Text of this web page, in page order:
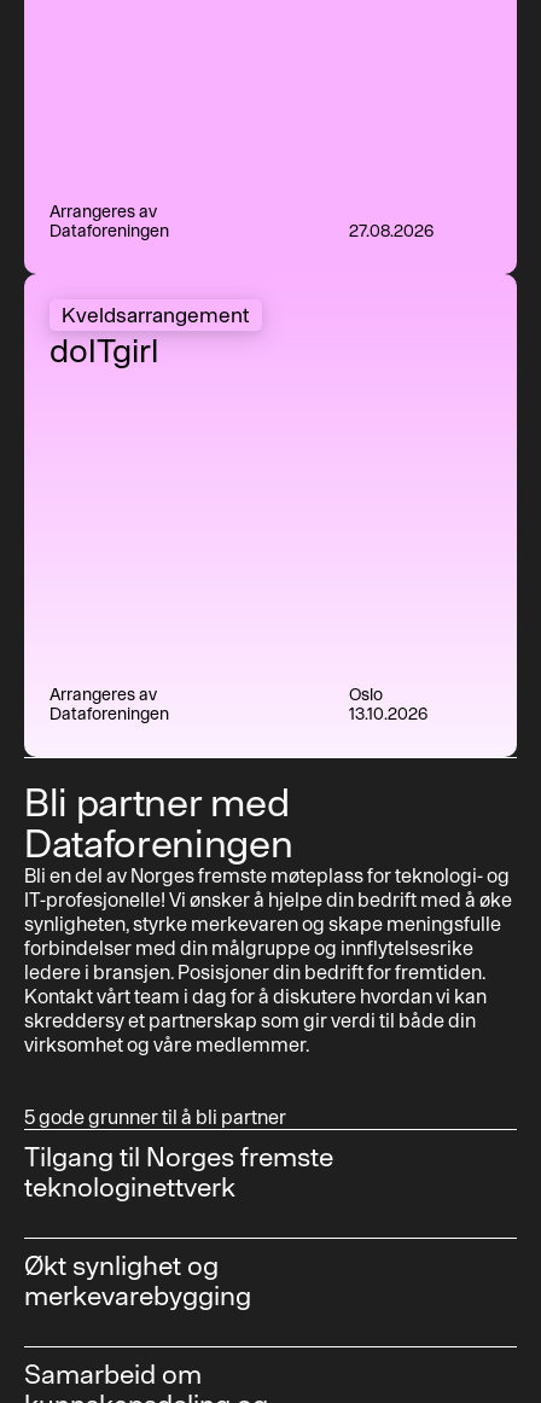
Arrangeres av
Dataforeningen
27.08.2026
Kveldsarrangement
doITgirl
Arrangeres av
Dataforeningen
Oslo
13.10.2026
doITgirl
Bli partner med
Dataforeningen
Bli en del av Norges fremste møteplass for teknologi- og
IT-profesjonelle! Vi ønsker å hjelpe din bedrift med å øke
synligheten, styrke merkevaren og skape meningsfulle
forbindelser med din målgruppe og innflytelsesrike
ledere i bransjen. Posisjoner din bedrift for fremtiden.
Kontakt vårt team i dag for å diskutere hvordan vi kan
skreddersy et partnerskap som gir verdi til både din
virksomhet og våre medlemmer.
5 gode grunner til å bli partner
Tilgang til Norges fremste
teknologinettverk
Økt synlighet og
merkevarebygging
Samarbeid om